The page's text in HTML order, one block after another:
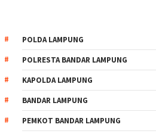
POLDA LAMPUNG
POLRESTA BANDAR LAMPUNG
KAPOLDA LAMPUNG
BANDAR LAMPUNG
PEMKOT BANDAR LAMPUNG